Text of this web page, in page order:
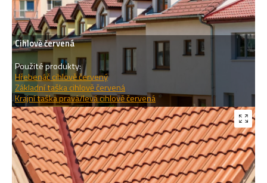
Cihlově červená
Použité produkty:
Hřebenáč cihlově červený
Základní taška cihlově červená
Krajní taška pravá/levá cihlově červená